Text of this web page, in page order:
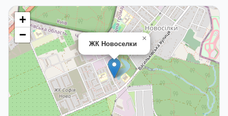
ЖК Новоселки
×
+
−